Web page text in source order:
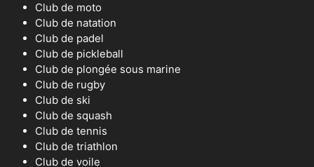
Club de moto
Club de natation
Club de padel
Club de pickleball
Club de plongée sous marine
Club de rugby
Club de ski
Club de squash
Club de tennis
Club de triathlon
Club de voile